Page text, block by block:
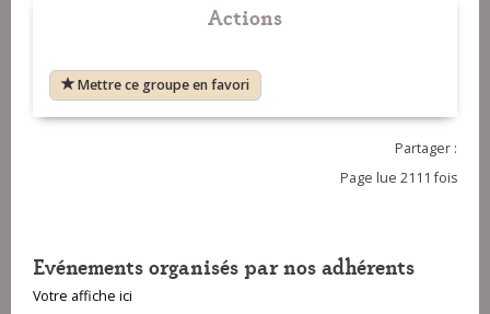
Actions
Mettre ce groupe en favori
Partager :
Page lue 2111 fois
Evénements organisés par nos adhérents
Votre affiche ici